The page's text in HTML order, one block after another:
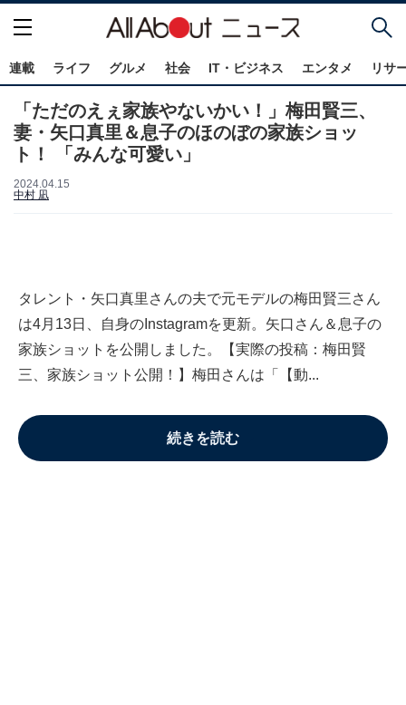
連載 ライフ グルメ 社会 IT・ビジネス エンタメ リサ
「ただのえぇ家族やないかい！」梅田賢三、
妻・矢口真里＆息子のほのぼの家族ショッ
ト！ 「みんな可愛い」
2024.04.15
中村 凪
タレント・矢口真里さんの夫で元モデルの梅田賢三さん
は4月13日、自身のInstagramを更新。矢口さん＆息子の
家族ショットを公開しました。【実際の投稿：梅田賢
三、家族ショット公開！】梅田さんは「【動...
続きを読む